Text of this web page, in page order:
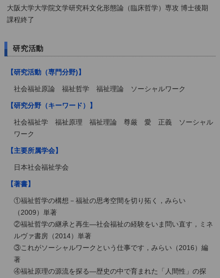
大阪大学大学院文学研究科文化形態論（臨床哲学）専攻 博士後期
課程終了
研究活動
【研究活動（専門分野)】
社会福祉原論 福祉哲学 福祉理論 ソーシャルワーク
【研究分野（キーワード）】
社会福祉学 福祉原理 福祉理論 尊厳 愛 正義 ソーシャル
ワーク
【主要所属学会】
日本社会福祉学会
【著書】
①福祉哲学の構想－福祉の思考空間を切り拓く，みらい
（2009）単著
②福祉哲学の継承と再生―社会福祉の経験をいま問い直す，ミネ
ルヴァ書房（2014）単著
③これがソーシャルワークという仕事です，みらい（2016）編
著
④福祉原理の源流を探る—歴史の中で育まれた「人間性」の探